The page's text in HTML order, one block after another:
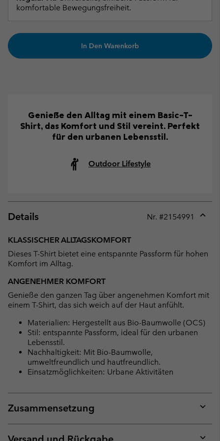
komfortable Bewegungsfreiheit.
In Den Warenkorb
Genieße den Alltag mit einem Basic-T-
Shirt, das Komfort und Stil vereint. Perfekt
für den urbanen Lebensstil.
Outdoor Lifestyle
Details Nr. #2154991
KLASSISCHER ALLTAGSKOMFORT
Dieses T-Shirt bietet eine entspannte Passform für hohen
Komfort im Alltag.
ANGENEHMER KOMFORT
Genieße den ganzen Tag über angenehmen Komfort mit
einem T-Shirt, das sich weich auf der Haut anfühlt.
Materialien: Hergestellt aus Bio-Baumwolle (OCS)
Stil: entspannte Passform, ideal für den urbanen
Lebensstil.
Nachhaltigkeit: Mit Bio-Baumwolle,
umweltfreundlich und hautfreundlich.
Einsatzmöglichkeiten: Urbane Aktivitäten
Zusammensetzung
or